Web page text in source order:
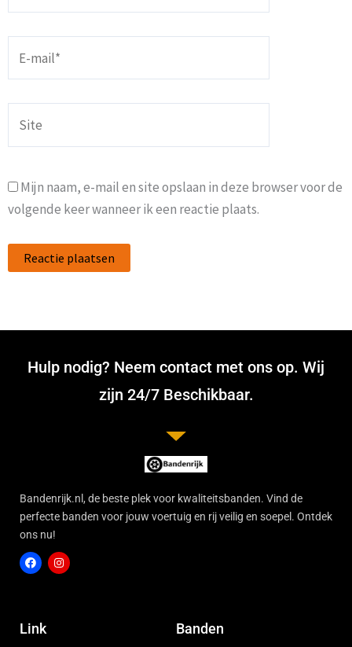
mail*
Mijn naam, e-mail en site opslaan in deze browser voor de
volgende keer wanneer ik een reactie plaats.
Hulp nodig? Neem contact met ons op. Wij
zijn 24/7 Beschikbaar.
Bandenrijk.nl, de beste plek voor kwaliteitsbanden. Vind de
perfecte banden voor jouw voertuig en rij veilig en soepel. Ontdek
ons nu!
c
e
Link Banden